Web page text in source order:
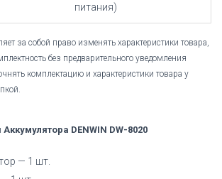
питания)
за собой право изменять характеристики товара,
без предварительного уведомления
комплектацию и характеристики товара у
DENWIN DW-8020
— 1 шт.